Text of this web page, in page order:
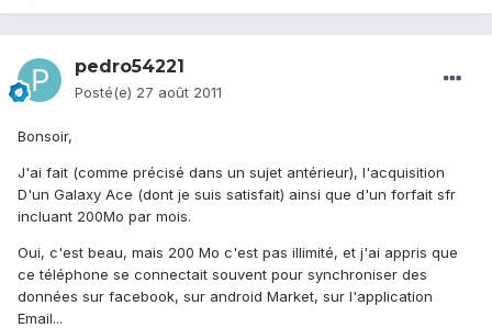
pedro54221
Posté(e) 27 août 2011
Bonsoir,
J'ai fait (comme précisé dans un sujet antérieur), l'acquisition
D'un Galaxy Ace (dont je suis satisfait) ainsi que d'un forfait sfr
incluant 200Mo par mois.
Oui, c'est beau, mais 200 Mo c'est pas illimité, et j'ai appris que
ce téléphone se connectait souvent pour synchroniser des
données sur facebook, sur android Market, sur l'application
Email...